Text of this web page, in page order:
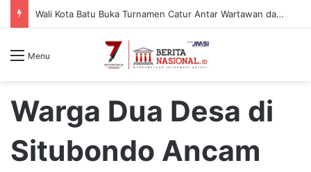
Wali Kota Batu Buka Turnamen Catur Antar Wartawan dan Instansi
Menu
Warga Dua Desa di
Situbondo Ancam